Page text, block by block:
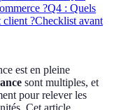
?Q4 : Quels
client ?Checklist avant
est en pleine
sont multiples, et
pour relever les